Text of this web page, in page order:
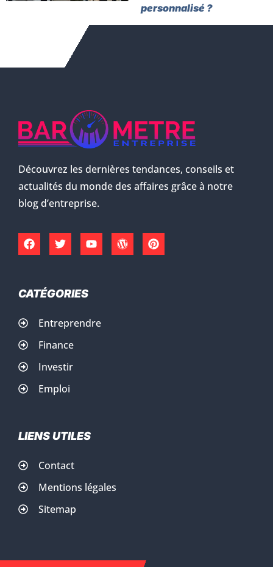
personnalisé ?
Découvrez les dernières tendances, conseils et
actualités du monde des affaires grâce à notre
blog d’entreprise.
CATÉGORIES
Entreprendre
Finance
Investir
Emploi
LIENS UTILES
Contact
Mentions légales
Sitemap